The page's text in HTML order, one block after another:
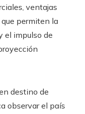
ventajas
permiten la
el impulso de
destino de
observar el país